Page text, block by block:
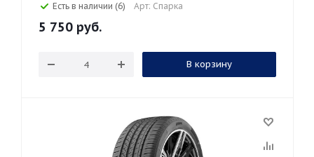
Есть в наличии (6) Арт: Спарка
5 750 руб.
В корзину